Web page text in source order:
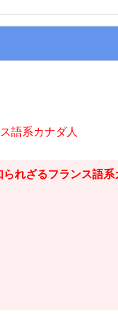
語系カナダ人
れざるフランス語系